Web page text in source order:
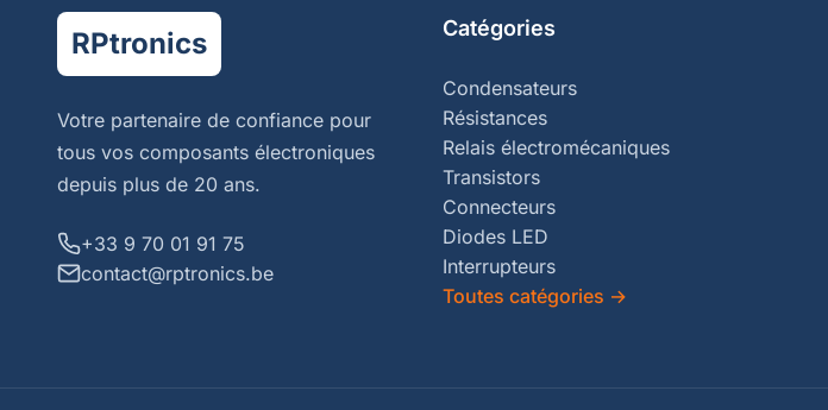
RPtronics
Votre partenaire de confiance pour
tous vos composants électroniques
depuis plus de 20 ans.
+33 9 70 01 91 75
contact@rptronics.be
Catégories
Condensateurs
Résistances
Relais électromécaniques
Transistors
Connecteurs
Diodes LED
Interrupteurs
Toutes catégories →